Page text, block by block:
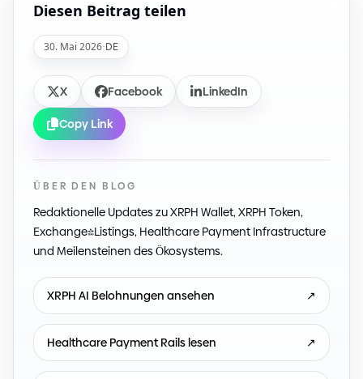
Diesen Beitrag teilen
30. Mai 2026·DE
X Facebook
LinkedIn
Copy Link
ÜBER DEN BLOG
Redaktionelle Updates zu XRPH Wallet, XRPH Token,
Exchange-Listings, Healthcare Payment Infrastructure
und Meilensteinen des Ökosystems.
XRPH AI Belohnungen ansehen ↗
Healthcare Payment Rails lesen ↗